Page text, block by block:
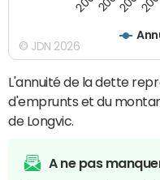
© JDN 2026
L'annuité de la dette
d'emprunts et du
de Longvic.
A ne pas